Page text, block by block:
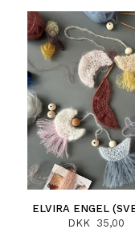
DKK 35,00